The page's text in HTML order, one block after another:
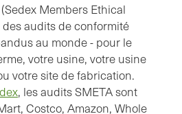
(Sedex Members Ethical
audits de conformité
au monde - pour le
votre usine, votre usine
votre site de fabrication.
, les audits SMETA sont
Costco, Amazon, Whole